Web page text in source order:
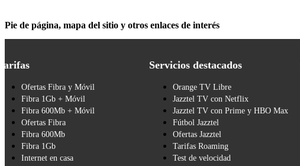
Pie de página, mapa del sitio y otros enlaces de interés
Ofertas Fibra y Móvil
Fibra 1Gb + Móvil
Fibra 600Mb + Móvil
Ofertas Fibra
Fibra 600Mb
Fibra 1Gb
Internet en casa
Servicios destacados
Orange TV Libre
Jazztel TV con Netflix
Jazztel TV con Prime y HBO Max
Fútbol Jazztel
Ofertas Jazztel
Tarifas Roaming
Test de velocidad